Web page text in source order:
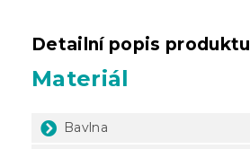
Detailní popis produktu
Materiál
Bavlna